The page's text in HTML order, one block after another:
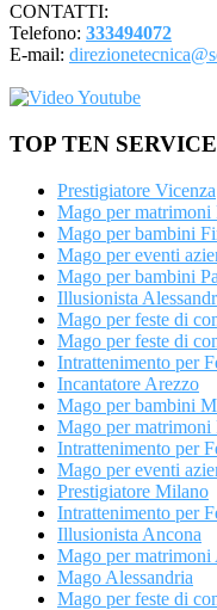
CONTATTI:
Telefono: 333494072
E-mail:
TOP TEN SERVICE
Prestigiatore Vicenza
Mago per matrimoni
Mago per bambini
Mago per eventi
Mago per bambini
Illusionista
Mago per feste di
Mago per feste di
Intrattenimento per
Incantatore Arezzo
Mago per bambini
Mago per matrimoni
Intrattenimento per
Mago per eventi
Prestigiatore Milano
Intrattenimento per
Illusionista Ancona
Mago per matrimoni
Mago Alessandria
Mago per feste di